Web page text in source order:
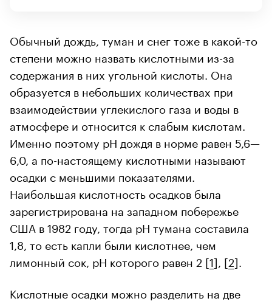
Обычный дождь, туман и снег тоже в какой-то
степени можно назвать кислотными из-за
содержания в них угольной кислоты. Она
образуется в небольших количествах при
взаимодействии углекислого газа и воды в
атмосфере и относится к слабым кислотам.
Именно поэтому рН дождя в норме равен 5,6—
6,0, а по-настоящему кислотными называют
осадки с меньшими показателями.
Наибольшая кислотность осадков была
зарегистрирована на западном побережье
США в 1982 году, тогда рН тумана составила
1,8, то есть капли были кислотнее, чем
лимонный сок, рН которого равен 2 [1], [2].
Кислотные осадки можно разделить на две